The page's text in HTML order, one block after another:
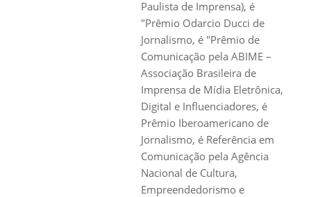
Paulista de Imprensa), é
"Prêmio Odarcio Ducci de
Jornalismo, é "Prêmio de
Comunicação pela ABIME –
Associação Brasileira de
Imprensa de Mídia Eletrônica,
Digital e Influenciadores, é
Prêmio Iberoamericano de
Jornalismo, é Referência em
Comunicação pela Agência
Nacional de Cultura,
Empreendedorismo e